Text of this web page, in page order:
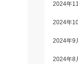
2024年
2024年
2024年9
2024年8